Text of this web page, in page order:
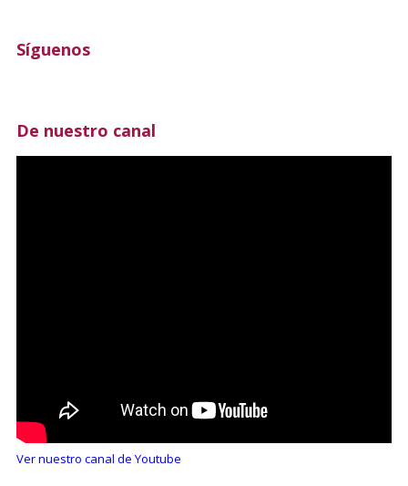
Síguenos
De nuestro canal
Ver nuestro canal de Youtube